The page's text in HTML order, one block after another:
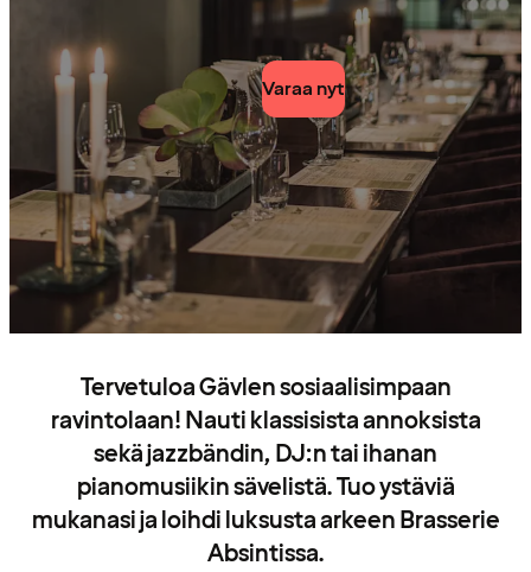
Varaa nyt
Tervetuloa Gävlen sosiaalisimpaan
ravintolaan! Nauti klassisista annoksista
sekä jazzbändin, DJ:n tai ihanan
pianomusiikin sävelistä. Tuo ystäviä
mukanasi ja loihdi luksusta arkeen Brasserie
Absintissa.